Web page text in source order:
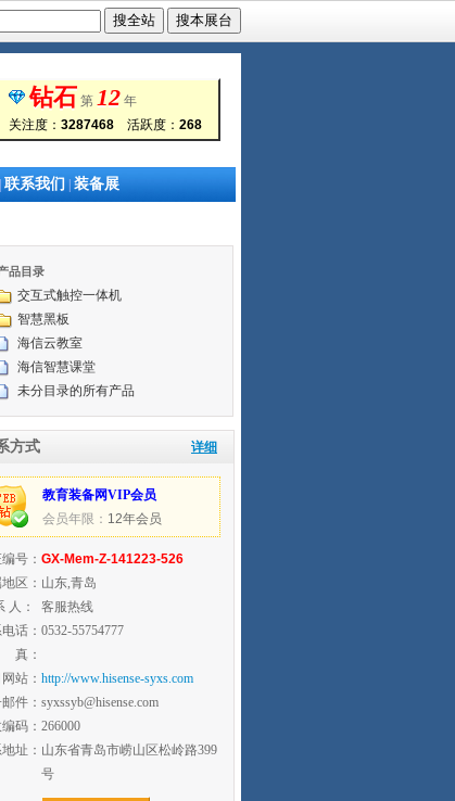
钻石 第 12 年
关注度： 3287468 活跃度： 268
联系我们 装备展
品目录
交互式触控一体机
智慧黑板
海信云教室
海信智慧课堂
未分目录的所有产品
方式 详细
教育装备网VIP会员
会员年限： 12年会员
号： GX-Mem-Z-141223-526
区： 山东,青岛
人：
客服热线
话： 0532-55754777
：
站： http://www.hisense-syxs.com
件： syxssyb@hisense.com
码： 266000
址： 山东省青岛市崂山区松岭路399
号